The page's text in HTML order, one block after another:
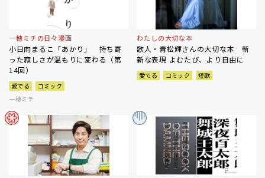
一穂ミチの日々漫画
小日向まるこ「あかり」 持ち寄
った寂しさが温もりに変わる（第
14回）
愛でる
コミック
一穂ミチ
わたしの大切な本
歌人・青松輝さんの大切な本 斬
新な表現 よむたび、より自由に
愛でる コミック 短歌